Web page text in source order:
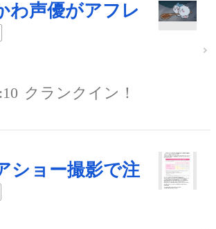
わ声優がアフレ
クランクイン！
ショー撮影で注